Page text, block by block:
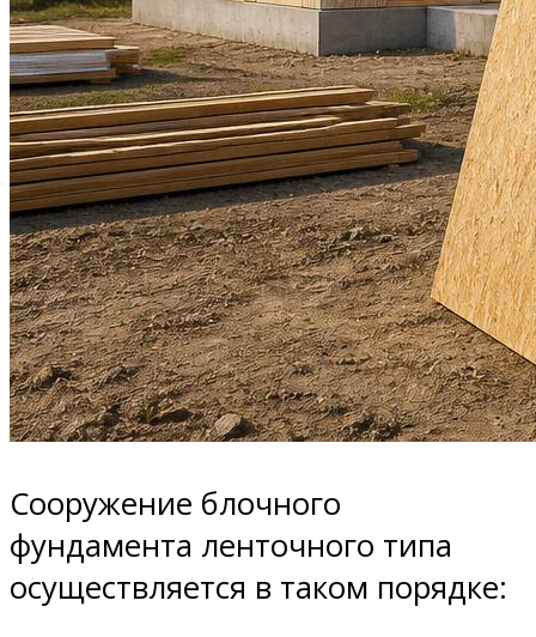
Сооружение блочного
фундамента ленточного типа
осуществляется в таком порядке: